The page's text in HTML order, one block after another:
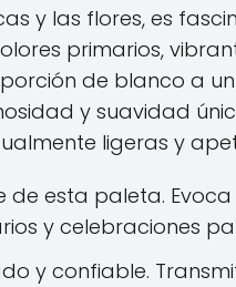
y las flores, es
primarios,
de blanco a
y suavidad
ligeras y
de esta paleta.
y celebraciones
y confiable.